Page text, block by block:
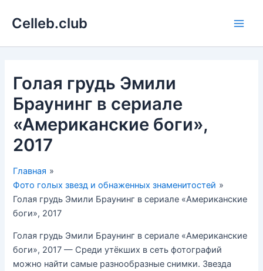
Celleb.club
Голая грудь Эмили
Браунинг в сериале
«Американские боги»,
2017
Главная
Фото голых звезд и обнаженных знаменитостей
Голая грудь Эмили Браунинг в сериале «Американские
боги», 2017
Голая грудь Эмили Браунинг в сериале «Американские
боги», 2017 — Среди утёкших в сеть фотографий
можно найти самые разнообразные снимки. Звезда